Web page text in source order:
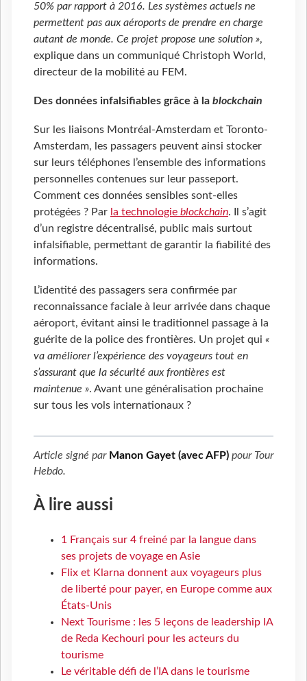
50% par rapport à 2016. Les systèmes actuels ne
permettent pas aux aéroports de prendre en charge
autant de monde. Ce projet propose une solution »,
explique dans un communiqué Christoph World,
directeur de la mobilité au FEM.
Des données infalsifiables grâce à la blockchain
Sur les liaisons Montréal-Amsterdam et Toronto-
Amsterdam, les passagers peuvent ainsi stocker
sur leurs téléphones l’ensemble des informations
personnelles contenues sur leur passeport.
Comment ces données sensibles sont-elles
protégées ? Par la technologie blockchain. Il s’agit
d’un registre décentralisé, public mais surtout
infalsifiable, permettant de garantir la fiabilité des
informations.
L’identité des passagers sera confirmée par
reconnaissance faciale à leur arrivée dans chaque
aéroport, évitant ainsi le traditionnel passage à la
guérite de la police des frontières. Un projet qui «
va améliorer l’expérience des voyageurs tout en
s’assurant que la sécurité aux frontières est
maintenue ». Avant une généralisation prochaine
sur tous les vols internationaux ?
Article signé par Manon Gayet (avec AFP) pour Tour
Hebdo.
À lire aussi
1 Français sur 4 freiné par la langue dans
ses projets de voyage en Asie
Flix et Klarna donnent aux voyageurs plus
de liberté pour payer, en Europe comme aux
États-Unis
Next Tourisme : les 5 leçons de leadership IA
de Reda Kechouri pour les acteurs du
tourisme
Le véritable défi de l’IA dans le tourisme